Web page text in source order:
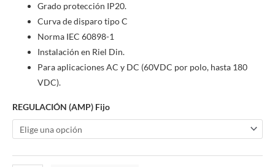
Grado protección IP20.
Curva de disparo tipo C
Norma IEC 60898-1
Instalación en Riel Din.
Para aplicaciones AC y DC (60VDC por polo, hasta 180
VDC).
REGULACIÓN (AMP) Fijo